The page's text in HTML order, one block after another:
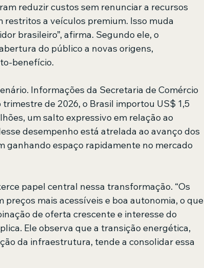
reduzir custos sem renunciar a recursos
restritos a veículos premium. Isso muda
brasileiro”, afirma. Segundo ele, o
do público a novas origens,
benefício.
Informações da Secretaria de Comércio
de 2026, o Brasil importou US$ 1,5
um salto expressivo em relação ao
desempenho está atrelada ao avanço dos
ganhando espaço rapidamente no mercado
papel central nessa transformação. “Os
mais acessíveis e boa autonomia, o que
de oferta crescente e interesse do
Ele observa que a transição energética,
da infraestrutura, tende a consolidar essa